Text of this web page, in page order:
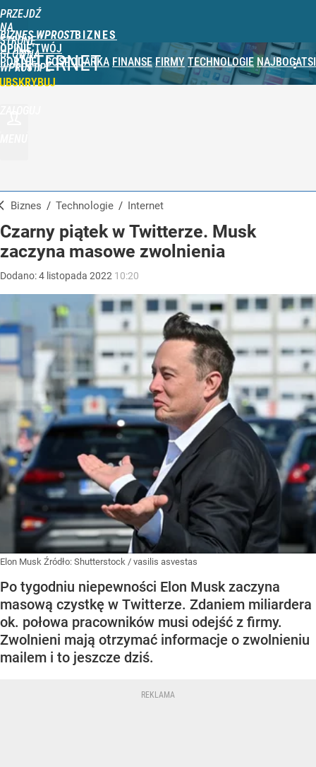
PRZEJDŹ
NA
STRONĘ
GŁÓWNĄ
WPROST.PL
BIZNES WPROST
OPINIE TWÓJ
PORTFEL GOSPODARKA FINANSE FIRMY TECHNOLOGIE NAJBOGATSI
INTERNET
Biznes / Technologie / Internet
Czarny piątek w Twitterze. Musk
zaczyna masowe zwolnienia
Dodano:4 listopada 2022 10:20
Elon Musk Źródło: Shutterstock / vasilis asvestas
Po tygodniu niepewności Elon Musk zaczyna
masową czystkę w Twitterze. Zdaniem miliardera
ok. połowa pracowników musi odejść z firmy.
Zwolnieni mają otrzymać informacje o zwolnieniu
mailem i to jeszcze dziś.